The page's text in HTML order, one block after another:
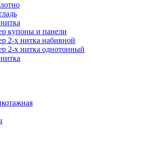
купоны и панели
2-х нитка набивной
2-х нитка однотонный